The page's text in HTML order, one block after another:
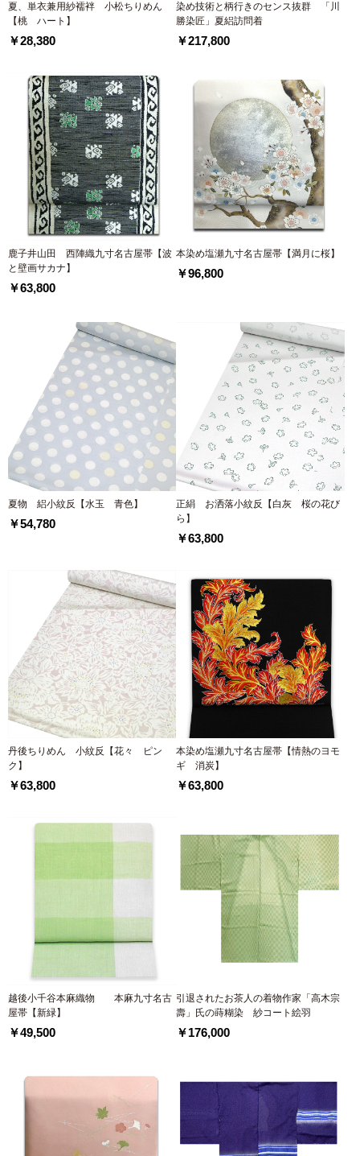
夏、単衣兼用紗襦袢 小松ちりめん
【桃 ハート】
￥28,380
染め技術と柄行きのセンス抜群 「川
勝染匠」夏絽訪問着
￥217,800
鹿子井山田 西陣織九寸名古屋帯【波
と壁画サカナ】
￥63,800
本染め塩瀬九寸名古屋帯【満月に桜】
￥96,800
夏物 絽小紋反【水玉 青色】
￥54,780
正絹 お洒落小紋反【白灰 桜の花び
ら】
￥63,800
丹後ちりめん 小紋反【花々 ピン
ク】
￥63,800
本染め塩瀬九寸名古屋帯【情熱のヨモ
ギ 消炭】
￥63,800
越後小千谷本麻織物 本麻九寸名古
屋帯【新緑】
￥49,500
引退されたお茶人の着物作家「高木宗
壽」氏の蒔糊染 紗コート絵羽
￥176,000